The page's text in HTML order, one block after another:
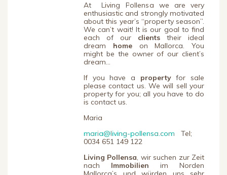
At Living Pollensa we are very
enthusiastic and strongly motivated
about this year’s “property season”.
We can’t wait! It is our goal to find
each of our clients their ideal
dream homeon Mallorca. You
might be the owner of our client’s
dream…
If you have a propertyfor sale
please contact us. We will sell your
property for you; all you have to do
is contact us.
Maria
maria@living-pollensa.com Tel;
0034 651 149 122
Living Pollensa, wir suchen zur Zeit
nach Immobilien im Norden